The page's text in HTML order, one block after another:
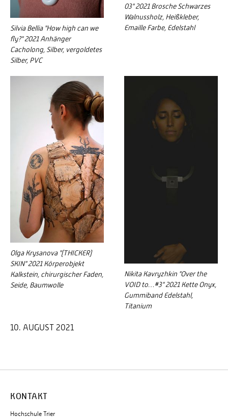
Silvia Bellia "How high can we
fly?" 2021 Anhänger
Cacholong, Silber, vergoldetes
Silber, PVC
03" 2021 Brosche Schwarzes
Walnussholz, Heißkleber,
Emaille Farbe, Edelstahl
Olga Krysanova "(THICKER)
SKIN" 2021 Körperobjekt
Kalkstein, chirurgischer Faden,
Seide, Baumwolle
Nikita Kavryzhkin "Over the
VOID to…#3" 2021 Kette Onyx,
Gummiband Edelstahl,
Titanium
10. AUGUST 2021
KONTAKT
Hochschule Trier